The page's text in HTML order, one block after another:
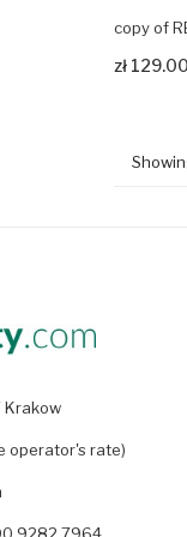
copy of
zł 129.00
Zobacz
Krakow
operator's rate)